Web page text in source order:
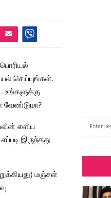
செய்யுங்கள்.
உங்களுக்கு
எளிய
இருந்தது
மஞ்சள்
f
o